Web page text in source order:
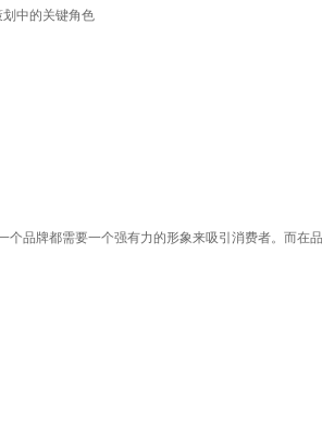
中的关键角色
品牌都需要一个强有力的形象来吸引消费者。而